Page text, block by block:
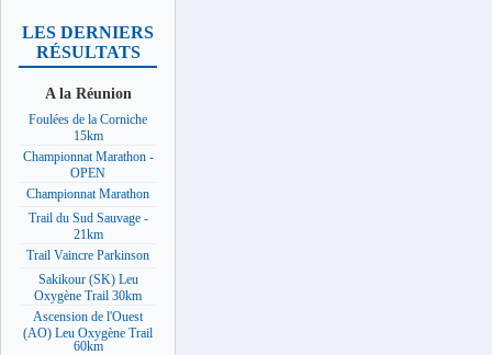
LES DERNIERS
RÉSULTATS
A la Réunion
Foulées de la Corniche
15km
Championnat Marathon -
OPEN
Championnat Marathon
Trail du Sud Sauvage -
21km
Trail Vaincre Parkinson
Sakikour (SK) Leu
Oxygène Trail 30km
Ascension de l'Ouest
(AO) Leu Oxygène Trail
60km